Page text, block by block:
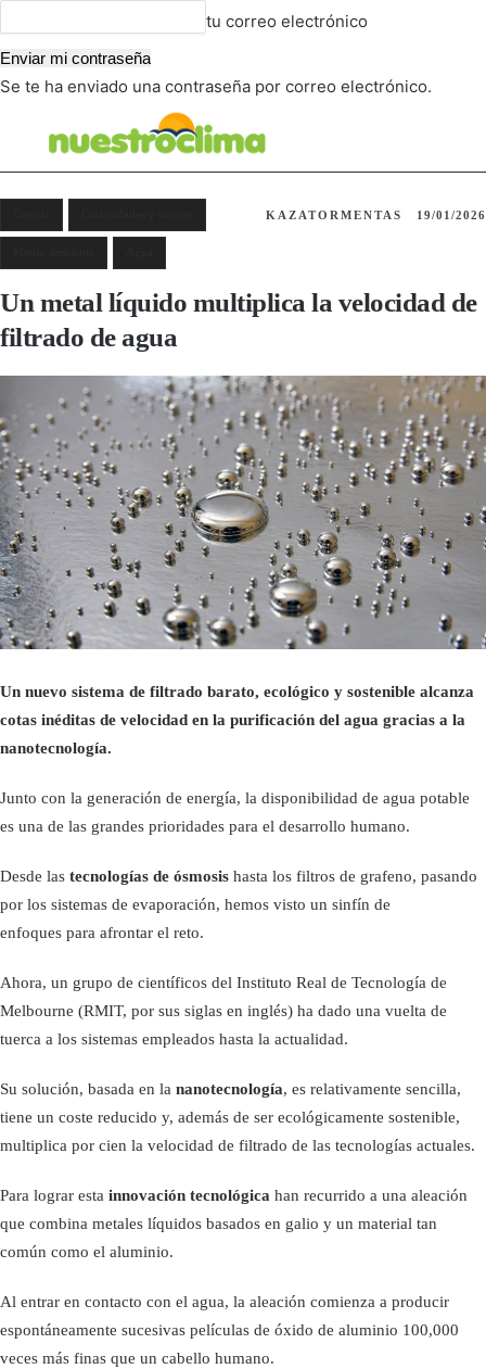
tu correo electrónico
Se te ha enviado una contraseña por correo electrónico.
KAZATORMENTAS 19/01/2026
Un metal líquido multiplica la velocidad de
filtrado de agua
Un nuevo sistema de filtrado barato, ecológico y sostenible alcanza
cotas inéditas de velocidad en la purificación del agua gracias a la
nanotecnología.
Junto con la generación de energía, la disponibilidad de agua potable
es una de las grandes prioridades para el desarrollo humano.
Desde las tecnologías de ósmosis hasta los filtros de grafeno, pasando
por los sistemas de evaporación, hemos visto un sinfín de
enfoques para afrontar el reto.
Ahora, un grupo de científicos del Instituto Real de Tecnología de
Melbourne (RMIT, por sus siglas en inglés) ha dado una vuelta de
tuerca a los sistemas empleados hasta la actualidad.
Su solución, basada en la nanotecnología, es relativamente sencilla,
tiene un coste reducido y, además de ser ecológicamente sostenible,
multiplica por cien la velocidad de filtrado de las tecnologías actuales.
Para lograr esta innovación tecnológica han recurrido a una aleación
que combina metales líquidos basados en galio y un material tan
común como el aluminio.
Al entrar en contacto con el agua, la aleación comienza a producir
espontáneamente sucesivas películas de óxido de aluminio 100,000
veces más finas que un cabello humano.